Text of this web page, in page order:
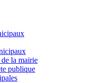
la mairie
publique